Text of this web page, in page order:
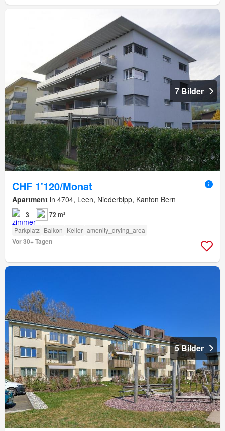
7 Bilder
CHF 1'120/Monat
Apartment in 4704, Leen, Niederbipp, Kanton Bern
3 72 m²
Parkplatz Balkon Keller amenity_drying_area
Vor 30+ Tagen
5 Bilder